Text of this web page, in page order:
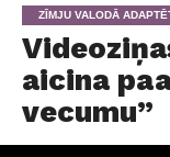
ZĪMJU VALODĀ
aicina
vecumu”